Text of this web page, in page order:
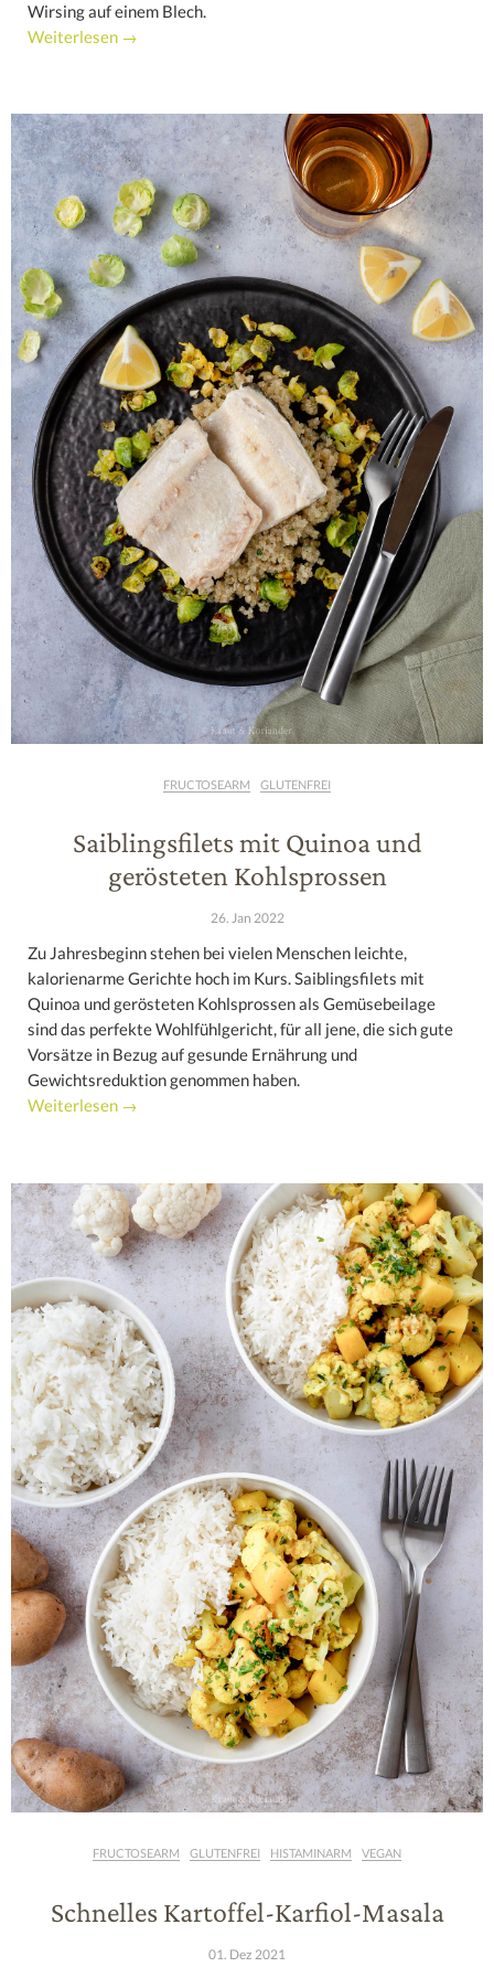
Wirsing auf einem Blech.
Weiterlesen →
FRUCTOSEARM GLUTENFREI
Saiblingsfilets mit Quinoa und
gerösteten Kohlsprossen
26. Jan 2022
Zu Jahresbeginn stehen bei vielen Menschen leichte,
kalorienarme Gerichte hoch im Kurs. Saiblingsfilets mit
Quinoa und gerösteten Kohlsprossen als Gemüsebeilage
sind das perfekte Wohlfühlgericht, für all jene, die sich gute
Vorsätze in Bezug auf gesunde Ernährung und
Gewichtsreduktion genommen haben.
Weiterlesen →
FRUCTOSEARM GLUTENFREI HISTAMINARM VEGAN
Schnelles Kartoffel-Karfiol-Masala
01. Dez 2021